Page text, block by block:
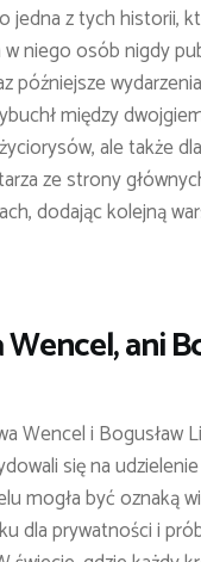
jedna z tych historii,
niego osób nigdy
późniejsze
między
ale także
ze strony
dodając kolejną
ani
Wencel i Bogusław
się na
mogła być oznaką
dla prywatności i